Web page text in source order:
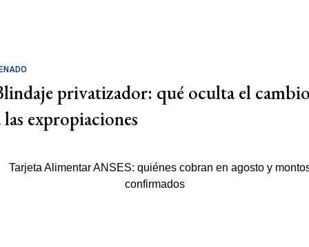
privatizador: qué oculta el
las expropiaciones